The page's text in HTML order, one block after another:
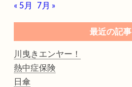
« 5月 7月 »
最近の記事
川曳きエンヤー！
熱中症保険
日傘